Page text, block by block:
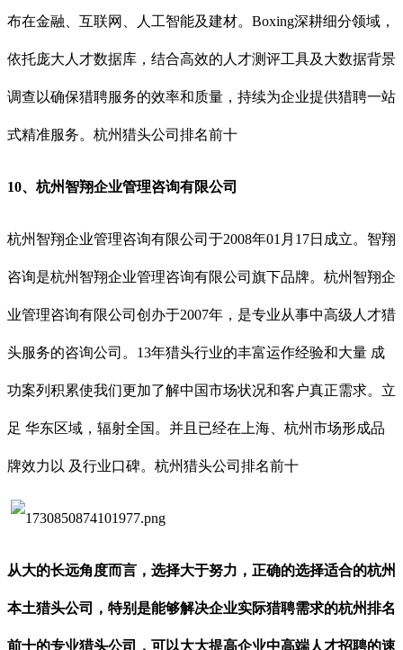
布在金融、互联网、人工智能及建材。Boxing深耕细分领域，
依托庞大人才数据库，结合高效的人才测评工具及大数据背景
调查以确保猎聘服务的效率和质量，持续为企业提供猎聘一站
式精准服务。 杭州猎头公司排名前十
10、杭州智翔企业管理咨询有限公司
杭州智翔企业管理咨询有限公司于2008年01月17日成立。智翔
咨询是杭州智翔企业管理咨询有限公司旗下品牌。杭州智翔企
业管理咨询有限公司创办于2007年，是专业从事中高级人才猎
头服务的咨询公司。13年猎头行业的丰富运作经验和大量 成
功案列积累使我们更加了解中国市场状况和客户真正需求。立
足 华东区域，辐射全国。并且已经在上海、杭州市场形成品
牌效力以 及行业口碑。 杭州猎头公司排名前十
从大的长远角度而言， 选择大于努力，正确的选择适合的杭州
本土猎头公司 ， 特别是能够解决企业实际猎聘需求的杭州排名
前十的专业猎头公司， 可以大大提高企业中高端人才招聘的速